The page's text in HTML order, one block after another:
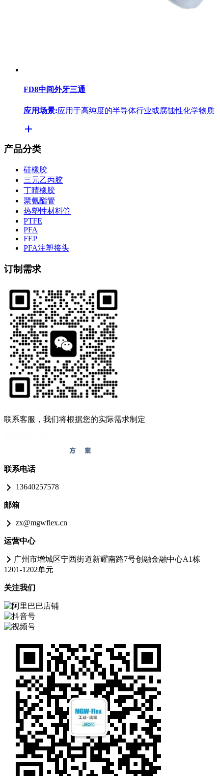
FD8中间外牙三通
应用场景:应用于高纯度的半导体行业或腐蚀性化学物质
产品分类
硅橡胶
三元乙丙胶
丁晴橡胶
聚氨酯管
热塑性材料管
PTFE
PFA
FEP
PFA注塑接头
订制需求
联系客服，我们将根据您的实际需求制定
联系电话
13640257578
邮箱
zx@mgwflex.cn
运营中心
广州市增城区宁西街道新耀南路7号创融金融中心A1栋
1201-1202单元
关注我们